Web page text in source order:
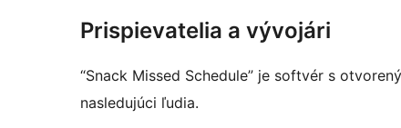
Prispievatelia a vývojári
“Snack Missed Schedule” je softvér s
nasledujúci ľudia.